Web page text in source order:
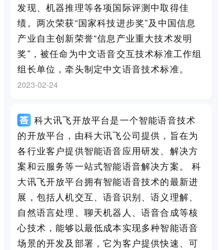
发现、机器推理等各项国际评测中取得佳
绩。两次荣获“国家科技进步奖”及中国信息
产业自主创新荣誉“信息产业重大技术发明
奖”，被任命为中文语音交互技术标准工作组
组长单位，牵头制定中文语音技术标准。
2023-02-24
科大讯飞开放平台是一个智能语音技术
的开放平台，由科大讯飞公司提供，旨在为
各行业客户提供智能语音应用研发、解决方
案和云服务等一站式智能语音解决方案。 科
大讯飞开放平台拥有智能语音技术的最新进
展，包括人机交互、语音识别、语义理解、
自然语言处理、聊天机器人、语音合成等核
心技术，能够以最低成本实现多种智能语音
场景的开发及部署，它为客户提供快速、可